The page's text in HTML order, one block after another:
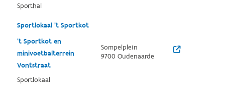
Sporthal
Sportlokaal 't Sportkot
't Sportkot en
minivoetbalterrein
Vontstraat
Sportlokaal
Sompelplein
9700 Oudenaarde